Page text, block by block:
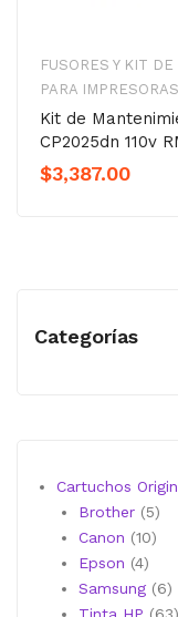
FUSORES Y KIT
PARA IMPRESORAS
Kit de
CP2025dn 110v
$3,387.00
Categorías
Cartuchos
Brother 55
Canon 1010
Epson 44
Samsung 66